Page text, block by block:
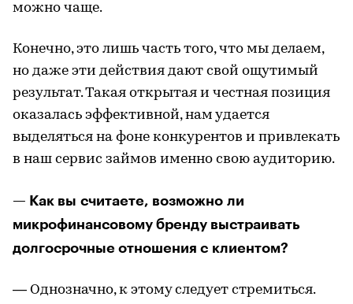
можно чаще.
Конечно, это лишь часть того, что мы делаем,
но даже эти действия дают свой ощутимый
результат. Такая открытая и честная позиция
оказалась эффективной, нам удается
выделяться на фоне конкурентов и привлекать
в наш сервис займов именно свою аудиторию.
— Как вы считаете, возможно ли
микрофинансовому бренду выстраивать
долгосрочные отношения с клиентом?
— Однозначно, к этому следует стремиться.